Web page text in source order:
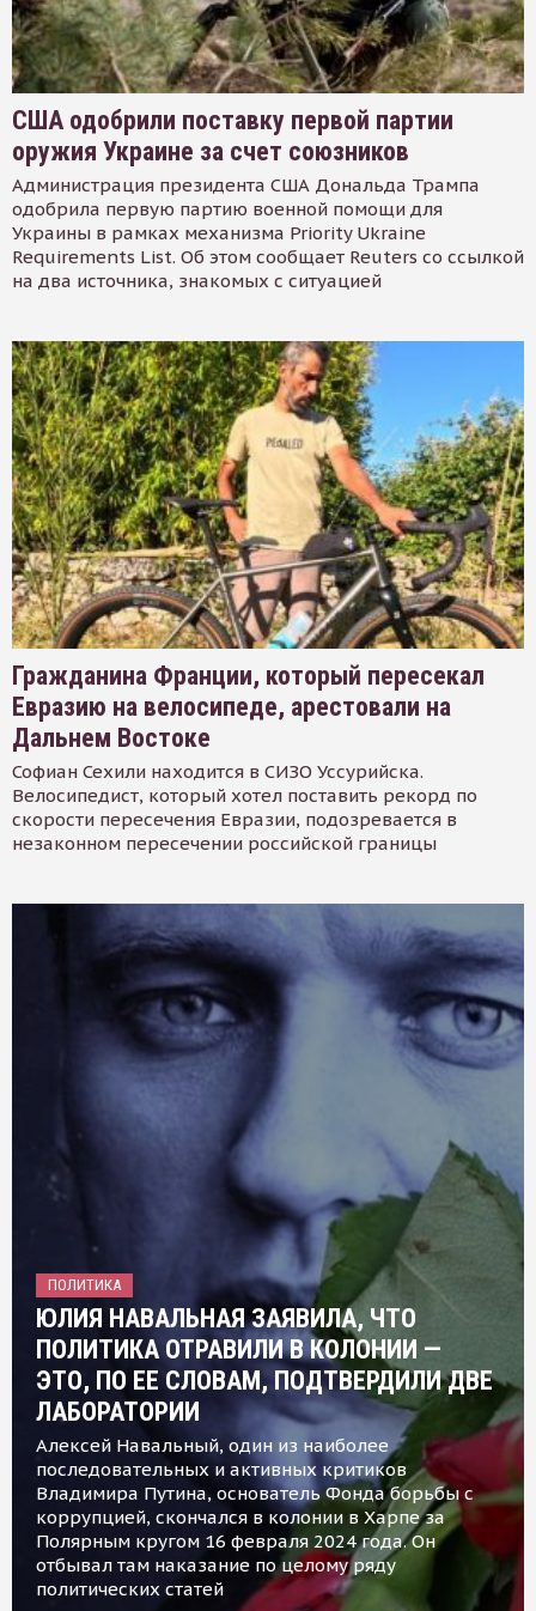
США одобрили поставку первой партии
оружия Украине за счет союзников
Администрация президента США Дональда Трампа
одобрила первую партию военной помощи для
Украины в рамках механизма Priority Ukraine
Requirements List. Об этом сообщает Reuters со ссылкой
на два источника, знакомых с ситуацией
Гражданина Франции, который пересекал
Евразию на велосипеде, арестовали на
Дальнем Востоке
Софиан Сехили находится в СИЗО Уссурийска.
Велосипедист, который хотел поставить рекорд по
скорости пересечения Евразии, подозревается в
незаконном пересечении российской границы
ПОЛИТИКА
ЮЛИЯ НАВАЛЬНАЯ ЗАЯВИЛА, ЧТО
ПОЛИТИКА ОТРАВИЛИ В КОЛОНИИ —
ЭТО, ПО ЕЕ СЛОВАМ, ПОДТВЕРДИЛИ ДВЕ
ЛАБОРАТОРИИ
Алексей Навальный, один из наиболее
последовательных и активных критиков
Владимира Путина, основатель Фонда борьбы с
коррупцией, скончался в колонии в Харпе за
Полярным кругом 16 февраля 2024 года. Он
отбывал там наказание по целому ряду
политических статей